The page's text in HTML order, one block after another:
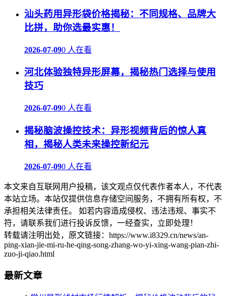
汕头药用异形袋价格揭秘：不同规格、品牌大
比拼，助你选最实惠！
2026-07-090 人在看
河北体验独特异形屏幕，揭秘热门选择与使用
技巧
2026-07-090 人在看
揭秘脑波操控技术：异形视频背后的惊人真
相，揭秘人类未来操控新纪元
2026-07-090 人在看
本文来自互联网用户投稿，该文观点仅代表作者本人，不代表
本站立场。本站仅提供信息存储空间服务，不拥有所有权，不
承担相关法律责任。 如若内容造成侵权、违法违规、事实不
符，请联系我们进行投诉反馈，一经查实，立即处理！
转载请注明出处，原文链接：https://www.i8329.cn/news/an-
ping-xian-jie-mi-ru-he-qing-song-zhang-wo-yi-xing-wang-pian-zhi-
zuo-ji-qiao.html
最新文章